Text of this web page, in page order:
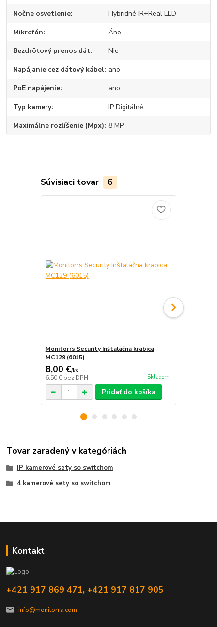
Nočne osvetlenie Hybridné IR+Real LED
Mikrofón Áno
Bezdrôtový prenos dát Nie
Napájanie cez dátový kábel ano
PoE napájenie ano
Typ kamery IP Digitálné
Maximálne rozlíšenie (Mpx) 8 MP
Súvisiaci tovar 6
Monitorrs Security Inštalačna krabica
MC129 (6015)
8,00 €/ks
6,50 € bez DPH Skladom
Pridať do košíka
Tovar zaradený v kategóriách
IP kamerové sety so switchom
4 kamerové sety so switchom
Kontakt
+421 917 869 471, +421 917 817 905
info@monitorrs.com